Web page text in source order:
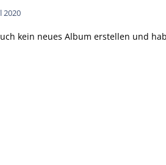
2020
kein neues Album erstellen und